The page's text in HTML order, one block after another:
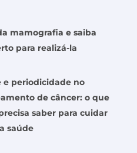
mamografia e saiba
para realizá-la
e periodicidade no
de câncer: o que
saber para cuidar
saúde